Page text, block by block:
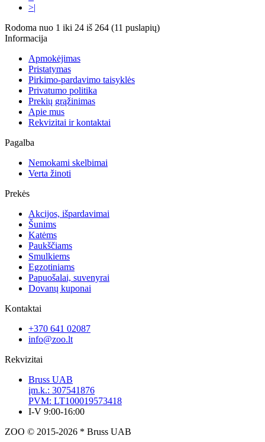
>|
Rodoma nuo 1 iki 24 iš 264 (11 puslapių)
Informacija
Apmokėjimas
Pristatymas
Pirkimo-pardavimo taisyklės
Privatumo politika
Prekių grąžinimas
Apie mus
Rekvizitai ir kontaktai
Pagalba
Nemokami skelbimai
Verta žinoti
Prekės
Akcijos, išpardavimai
Šunims
Katėms
Paukščiams
Smulkiems
Egzotiniams
Papuošalai, suvenyrai
Dovanų kuponai
Kontaktai
+370 641 02087
info@zoo.lt
Rekvizitai
Bruss UAB
įm.k.: 307541876
PVM: LT100019573418
I-V 9:00-16:00
ZOO © 2015-2026 * Bruss UAB